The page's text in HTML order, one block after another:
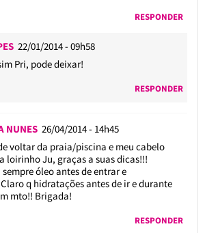
RESPONDER
22/01/2014 - 09h58
Pri, pode deixar!
RESPONDER
NUNES 26/04/2014 - 14h45
voltar da praia/piscina e meu cabelo
loirinho Ju, graças a suas dicas!!!
sempre óleo antes de entrar e
q hidratações antes de ir e durante
mto!! Brigada!
RESPONDER